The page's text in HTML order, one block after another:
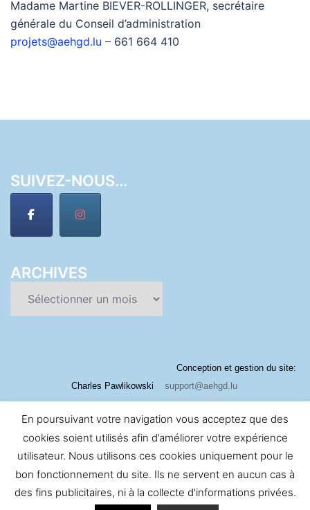
Madame Martine BIEVER-ROLLINGER, secrétaire
générale du Conseil d’administration
projets@aehgd.lu – 661 664 410
SUIVEZ-NOUS...
ARCHIVES
Conception et gestion du site:
Charles Pawlikowski support@aehgd.lu
En poursuivant votre navigation vous acceptez que des
cookies soient utilisés afin d’améliorer votre expérience
utilisateur. Nous utilisons ces cookies uniquement pour le
bon fonctionnement du site. Ils ne servent en aucun cas à
des fins publicitaires, ni à la collecte d'informations privées.